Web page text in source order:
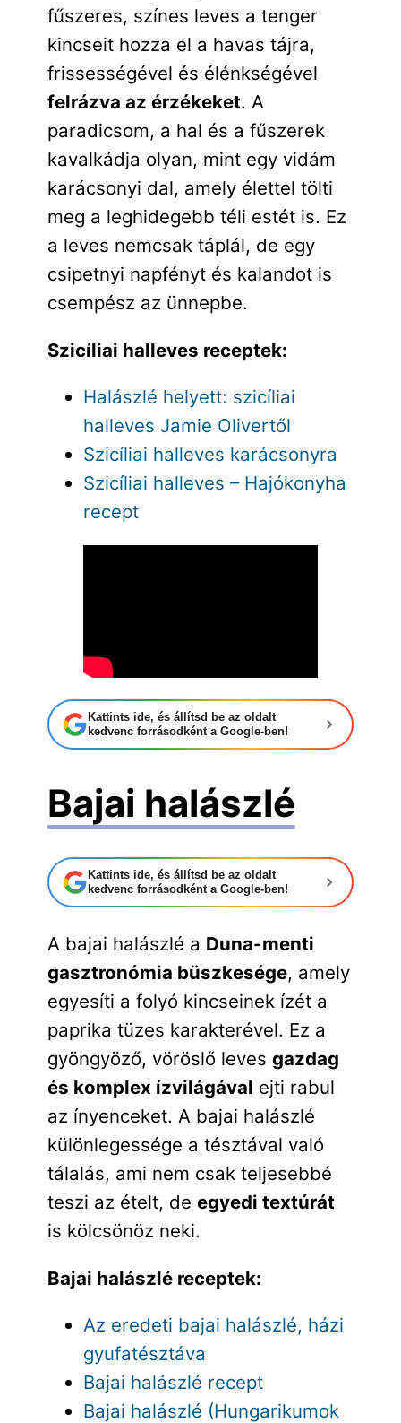
fűszeres, színes leves a tenger
kincseit hozza el a havas tájra,
frissességével és élénkségével
felrázva az érzékeket. A
paradicsom, a hal és a fűszerek
kavalkádja olyan, mint egy vidám
karácsonyi dal, amely élettel tölti
meg a leghidegebb téli estét is. Ez
a leves nemcsak táplál, de egy
csipetnyi napfényt és kalandot is
csempész az ünnepbe.
Szicíliai halleves receptek:
Halászlé helyett: szicíliai
halleves Jamie Olivertől
Szicíliai halleves karácsonyra
Szicíliai halleves – Hajókonyha
recept
Kattints ide, és állítsd be az oldalt
kedvenc forrásodként a Google-ben!
Bajai halászlé
Kattints ide, és állítsd be az oldalt
kedvenc forrásodként a Google-ben!
A bajai halászlé a Duna-menti
gasztronómia büszkesége, amely
egyesíti a folyó kincseinek ízét a
paprika tüzes karakterével. Ez a
gyöngyöző, vöröslő leves gazdag
és komplex ízvilágával ejti rabul
az ínyenceket. A bajai halászlé
különlegessége a tésztával való
tálalás, ami nem csak teljesebbé
teszi az ételt, de egyedi textúrát
is kölcsönöz neki.
Bajai halászlé receptek:
Az eredeti bajai halászlé, házi
gyufatésztáva
Bajai halászlé recept
Bajai halászlé (Hungarikumok